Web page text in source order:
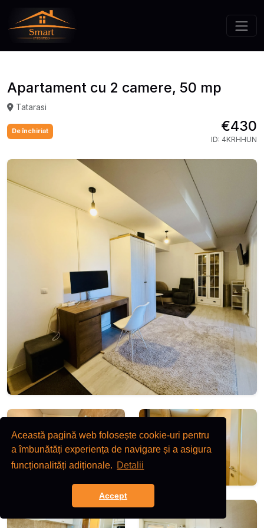
Această pagină web folosește cookie-uri pentru
a îmbunătăți experiența de navigare și a asigura
funcționalități adiționale. Detalii
Accept
Apartament cu 2 camere, 50 mp
Tatarasi
De închiriat €430
ID: 4KRHHUN